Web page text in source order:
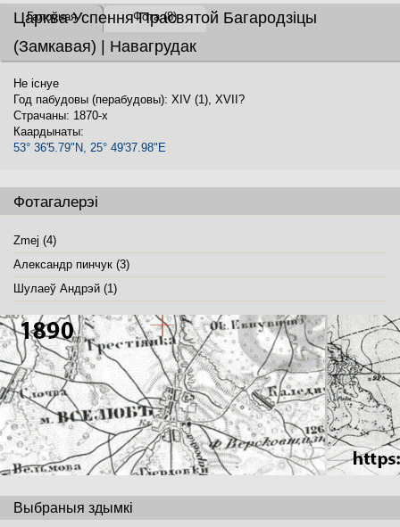
Царква Успення Прасвятой Багародзіцы
(Замкавая) | Навагрудак
Галоўная Фота (8)
Не існуе
Год пабудовы (перабудовы): XIV (1), XVII?
Страчаны: 1870-x
Каардынаты:
53° 36'5.79"N, 25° 49'37.98"E
Фотагалерэі
Zmej (4)
Александр пинчук (3)
Шулаеў Андрэй (1)
Выбраныя здымкі